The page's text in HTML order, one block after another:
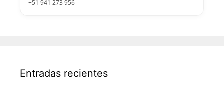
+51 941 273 956
Entradas recientes